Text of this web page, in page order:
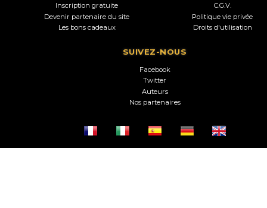
Inscription gratuite
Devenir partenaire du site
Les bons cadeaux
C.G.V.
Politique vie privée
Droits d'utilisation
SUIVEZ-NOUS
Facebook
Twitter
Auteurs
Nos partenaires